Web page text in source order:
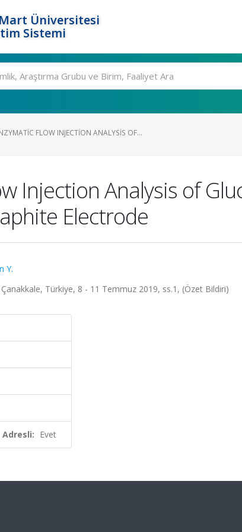
Üniversitesi
Sistemi
FLOW INJECTION ANALYSIS OF...
Injection Analysis of
Electrode
Y.
Türkiye, 8 - 11 Temmuz 2019, ss.1, (Özet Bildiri)
Evet